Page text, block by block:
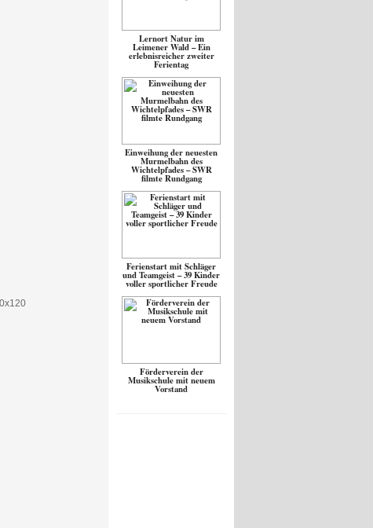
Lernort Natur im
Leimener Wald – Ein
erlebnisreicher zweiter
Ferientag
Einweihung der neuesten
Murmelbahn des
Wichtelpfades – SWR
filmte Rundgang
Ferienstart mit Schläger
und Teamgeist – 39 Kinder
voller sportlicher Freude
Förderverein der
Musikschule mit neuem
Vorstand